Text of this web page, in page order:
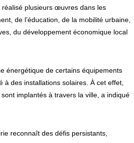
plusieurs œuvres dans les
de l’éducation, de la mobilité urbaine,
du développement économique local
énergétique de certains équipements
à des installations solaires. À cet effet,
implantés à travers la ville, a indiqué
reconnaît des défis persistants,